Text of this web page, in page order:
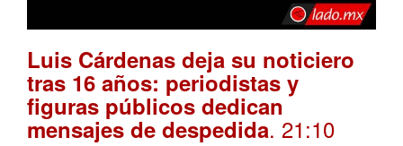
Luis Cárdenas deja su noticiero
tras 16 años: periodistas y
figuras públicos dedican
mensajes de despedida. 21:10